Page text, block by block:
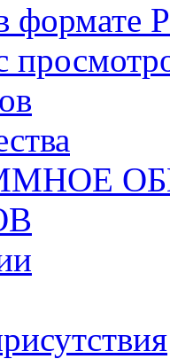
формате